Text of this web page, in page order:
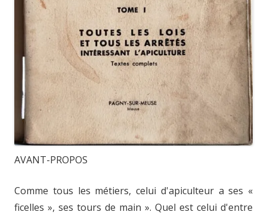
AVANT-PROPOS
Comme tous les métiers, celui d'apiculteur a ses «
ficelles », ses tours de main ». Quel est celui d'entre